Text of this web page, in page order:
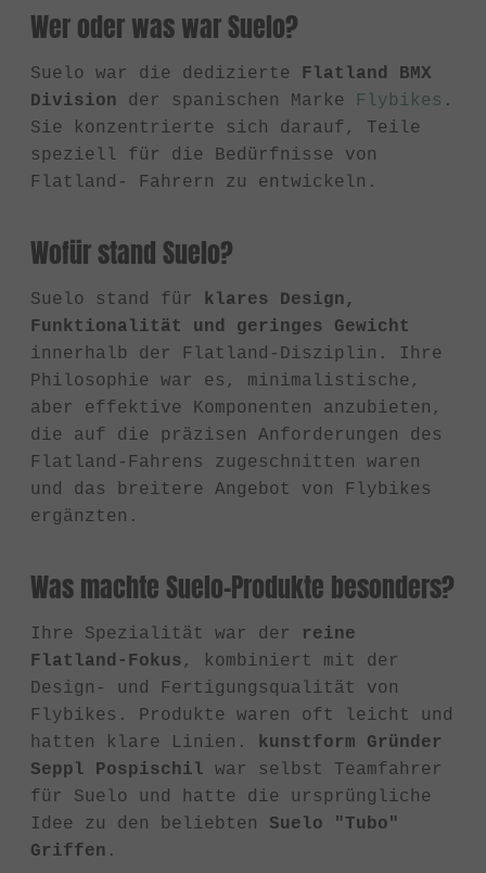
Wer oder was war Suelo?
Suelo war die dedizierte Flatland BMX
Division der spanischen Marke Flybikes .
Sie konzentrierte sich darauf, Teile
speziell für die Bedürfnisse von
Flatland- Fahrern zu entwickeln.
Wofür stand Suelo?
Suelo stand für klares Design,
Funktionalität und geringes Gewicht
innerhalb der Flatland-Disziplin. Ihre
Philosophie war es, minimalistische,
aber effektive Komponenten anzubieten,
die auf die präzisen Anforderungen des
Flatland-Fahrens zugeschnitten waren
und das breitere Angebot von Flybikes
ergänzten.
Was machte Suelo-Produkte besonders?
Ihre Spezialität war der
reine
Flatland-Fokus , kombiniert mit der
Design- und Fertigungsqualität von
Flybikes. Produkte waren oft leicht und
hatten klare Linien. kunstform Gründer
Seppl Pospischil war selbst Teamfahrer
für Suelo und hatte die ursprüngliche
Idee zu den beliebten Suelo "Tubo"
Griffen .